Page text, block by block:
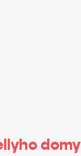
domy